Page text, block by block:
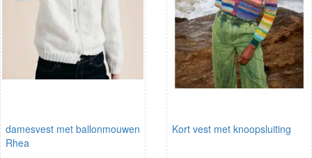
damesvest met ballonmouwen
Rhea
Kort vest met knoopsluiting